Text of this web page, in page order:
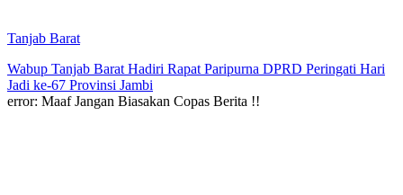
Tanjab Barat
Wabup Tanjab Barat Hadiri Rapat Paripurna DPRD Peringati Hari
Jadi ke-67 Provinsi Jambi
error: Maaf Jangan Biasakan Copas Berita !!